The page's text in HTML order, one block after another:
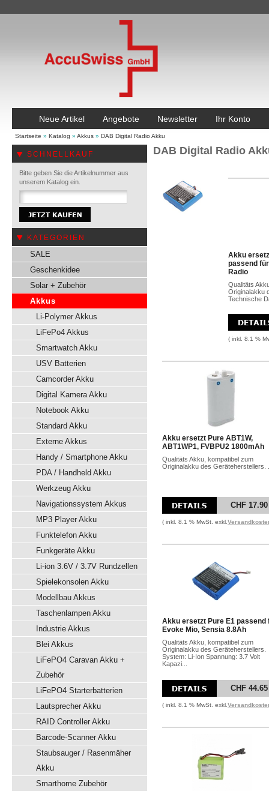
Neue Artikel Angebote Newsletter Ihr Konto
Startseite » Katalog » Akkus » DAB Digital Radio Akku
SCHNELLKAUF
Bitte geben Sie die Artikelnummer aus
unserem Katalog ein.
KATEGORIEN
SALE
Geschenkidee
Solar + Zubehör
Akkus
Li-Polymer Akkus
LiFePo4 Akkus
Smartwatch Akku
USV Batterien
Camcorder Akku
Digital Kamera Akku
Notebook Akku
Standard Akku
Externe Akkus
Handy / Smartphone Akku
PDA / Handheld Akku
Werkzeug Akku
Navigationssystem Akkus
MP3 Player Akku
Funktelefon Akku
Funkgeräte Akku
Li-ion 3.6V / 3.7V Rundzellen
Spielekonsolen Akku
Modellbau Akkus
Taschenlampen Akku
Industrie Akkus
Blei Akkus
LiFePO4 Caravan Akku +
Zubehör
LiFePO4 Starterbatterien
Lautsprecher Akku
RAID Controller Akku
Barcode-Scanner Akku
Staubsauger / Rasenmäher
Akku
Smarthome Zubehör
DAB Digital Radio
Akku
passend
Radio
Qualitäts
Originalakku
Technische
( inkl. 8.1 %
Akku ersetzt Pure ABT1W,
ABT1WP1, FVBPU2 1800mAh
Qualitäts Akku, kompatibel zum
Originalakku des Geräteherstellers.
CHF 17.90
( inkl. 8.1 % MwSt. exkl.
Akku ersetzt Pure E1 passend
Evoke Mio, Sensia 8.8Ah
Qualitäts Akku, kompatibel zum
Originalakku des Geräteherstellers.
System: Li-Ion Spannung: 3.7 Volt
Kapazi...
CHF 44.65
( inkl. 8.1 % MwSt. exkl.